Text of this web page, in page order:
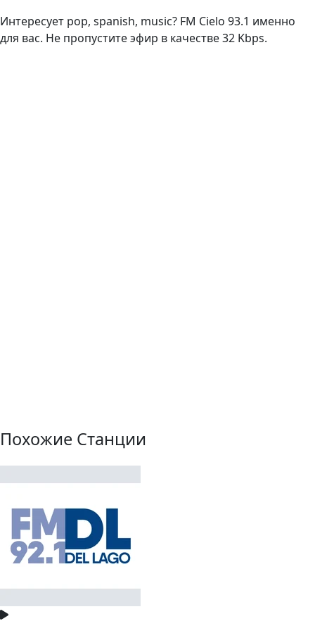
Интересует pop, spanish, music? FM Cielo 93.1 именно
для вас. Не пропустите эфир в качестве 32 Kbps.
Похожие Станции